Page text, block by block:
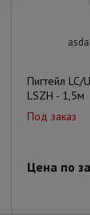
Пигтейл LC/
LSZH - 1,5м
Под заказ
Цена по